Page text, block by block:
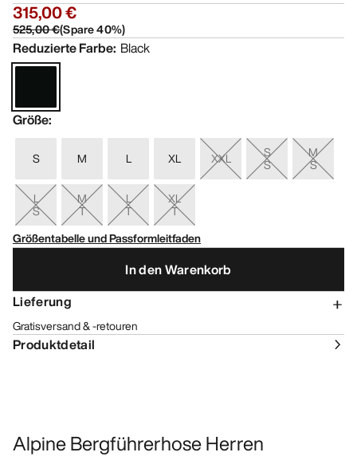
315,00 €
525,00 €(Spare40%)
Reduzierte Farbe: Black
Größe:
S M L XL XXL S
S
M
S
L
S
M
T
L
T
XL
T
Größentabelle und Passformleitfaden
In den Warenkorb
Lieferung
Gratisversand & -retouren
Produktdetail
Alpine Bergführerhose Herren